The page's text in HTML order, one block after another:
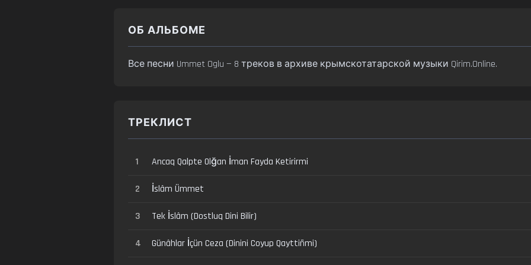
ОБ АЛЬБОМЕ
Все песни Ummet Oglu — 8 треков в архиве крымскотатарской музыки Qirim.Online.
ТРЕКЛИСТ
1 Ancaq Qalpte Olğan İman Fayda Ketirirmi
2 İslâm Ümmet
3 Tek İslâm (Dostluq Dini Bilir)
4 Günâhlar İçün Ceza (Dinini Coyup Qayttiñmi)